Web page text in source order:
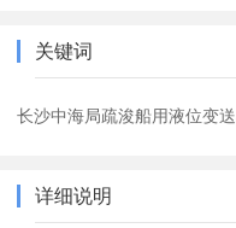
关键词
长沙中海局疏浚船用液位变
详细说明